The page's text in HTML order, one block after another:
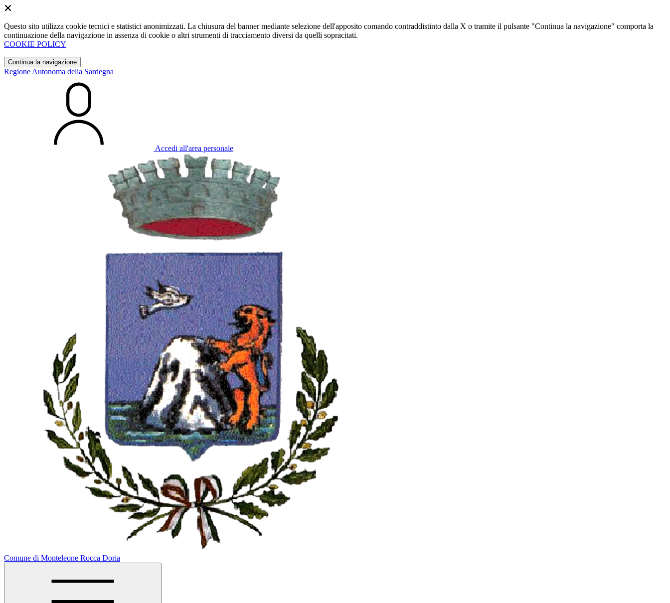
Questo sito utilizza cookie tecnici e statistici anonimizzati. La chiusura del banner mediante selezione dell'apposito comando contraddistinto dalla X o tramite il pulsante "Continua la navigazione" comporta la
continuazione della navigazione in assenza di cookie o altri strumenti di tracciamento diversi da quelli sopracitati.
COOKIE POLICY
Continua la navigazione
Regione Autonoma della Sardegna
Accedi all'area personale
Comune di Monteleone Rocca Doria